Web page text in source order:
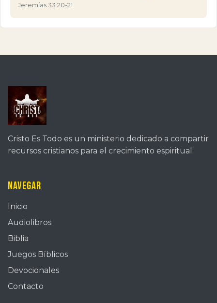
Jeremías 33:20-21
Cristo Es Todo es un ministerio dedicado a compartir
recursos cristianos para el crecimiento espiritual.
Navegar
Inicio
Audiolibros
Biblia
Juegos Bíblicos
Devocionales
Contacto